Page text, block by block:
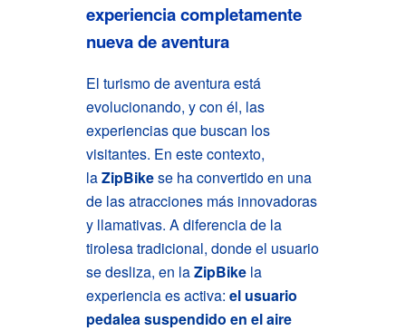
experiencia completamente
nuevade aventura
El turismo de aventura está
evolucionando, y con él, las
experiencias que buscan los
visitantes. En este contexto,
laZipBikese ha convertido en una
de las atracciones más innovadoras
y llamativas. A diferencia de la
tirolesa tradicional, donde el usuario
se desliza, en laZipBike la
experiencia es activa: el usuario
pedalea suspendido en el aire